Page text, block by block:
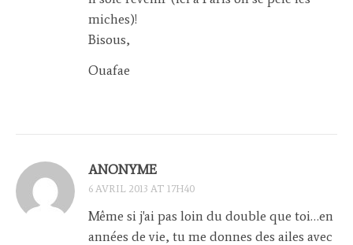
miches)!
Bisous,
Ouafae
ANONYME
6 AVRIL 2013 AT 17H40
Même si j'ai pas loin du double que toi…en
années de vie, tu me donnes des ailes avec